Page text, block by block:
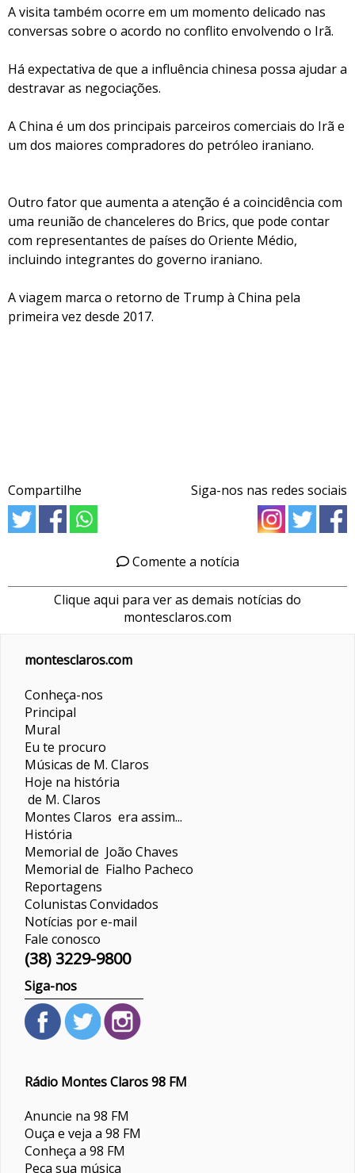
A visita também ocorre em um momento delicado nas
conversas sobre o acordo no conflito envolvendo o Irã.
Há expectativa de que a influência chinesa possa ajudar a
destravar as negociações.
A China é um dos principais parceiros comerciais do Irã e
um dos maiores compradores do petróleo iraniano.
Outro fator que aumenta a atenção é a coincidência com
uma reunião de chanceleres do Brics, que pode contar
com representantes de países do Oriente Médio,
incluindo integrantes do governo iraniano.
A viagem marca o retorno de Trump à China pela
primeira vez desde 2017.
Compartilhe Siga-nos nas redes sociais
Comente a notícia
Clique aqui para ver as demais notícias do
montesclaros.com
montesclaros.com
Conheça-nos
Principal
Mural
Eu te procuro
Músicas de M. Claros
Hoje na história
de M. Claros
Montes Claros era assim...
História
Memorial de João Chaves
Memorial de Fialho Pacheco
Reportagens
ColunistasConvidados
Notícias por e-mail
Fale conosco
(38) 3229-9800
Siga-nos
Rádio Montes Claros 98 FM
Anuncie na 98 FM
Ouça e veja a 98 FM
Conheça a 98 FM
Peça sua música